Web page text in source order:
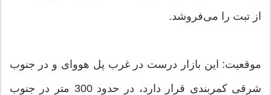
از تبت را می‌فروشد.
موقعیت: این بازار درست در غرب پل هووای و در جنوب
شرقی کمربندی قرار دارد، در حدود 300 متر در جنوب